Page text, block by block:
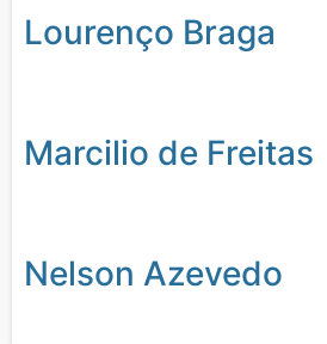
Lourenço Braga
Marcilio de Freitas
Nelson Azevedo